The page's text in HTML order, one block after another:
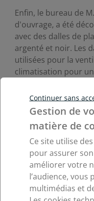
Enfin, le bureau de
d'ouvrage, a été
avec des dalles de
argenté et noir. Les
utilisées pour la
climatisation pour
les dalles qui a
produits ont pu être
Pour en savoir plus
personnalisables ,
de produits !
Continuer sans
Gestion de
matière de
Ce site utilise
pour assurer
améliorer votre
l’audience,
multimédias et